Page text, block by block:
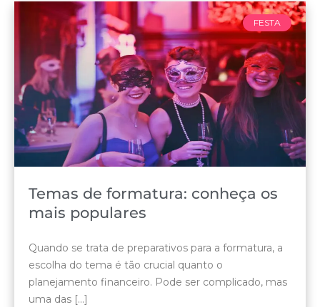
FESTA
Temas de formatura: conheça os
mais populares
Quando se trata de preparativos para a formatura, a
escolha do tema é tão crucial quanto o
planejamento financeiro. Pode ser complicado, mas
uma das [...]